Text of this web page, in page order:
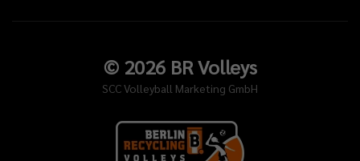
© 2026BR Volleys
SCC Volleyball Marketing GmbH